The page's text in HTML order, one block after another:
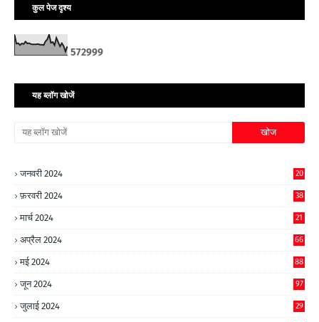
कुल पेज दृश्य
572999
यह ब्लॉग खोजें
जनवरी 2024 20
फ़रवरी 2024 38
मार्च 2024 21
अप्रैल 2024 66
मई 2024 88
जून 2024 97
जुलाई 2024 29